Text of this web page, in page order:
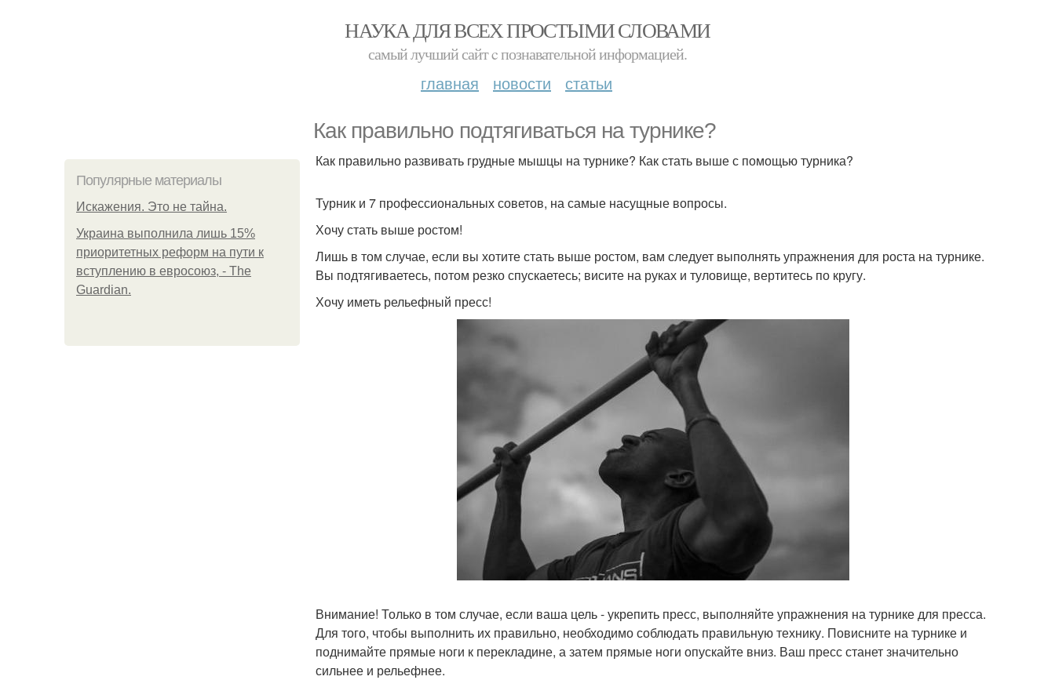
НАУКА ДЛЯ ВСЕХ ПРОСТЫМИ СЛОВАМИ
самый лучший сайт c познавательной информацией.
главная новости статьи
Как правильно подтягиваться на турнике?
Популярные материалы
Искажения. Это не тайна.
Украина выполнила лишь 15%
приоритетных реформ на пути к
вступлению в евросоюз, - The
Guardian.
Как правильно развивать грудные мышцы на турнике? Как стать выше с помощью турника?
Турник и 7 профессиональных советов, на самые насущные вопросы.
Хочу стать выше ростом!
Лишь в том случае, если вы хотите стать выше ростом, вам следует выполнять упражнения для роста на турнике.
Вы подтягиваетесь, потом резко спускаетесь; висите на руках и туловище, вертитесь по кругу.
Хочу иметь рельефный пресс!
Внимание! Только в том случае, если ваша цель - укрепить пресс, выполняйте упражнения на турнике для пресса.
Для того, чтобы выполнить их правильно, необходимо соблюдать правильную технику. Повисните на турнике и
поднимайте прямые ноги к перекладине, а затем прямые ноги опускайте вниз. Ваш пресс станет значительно
сильнее и рельефнее.